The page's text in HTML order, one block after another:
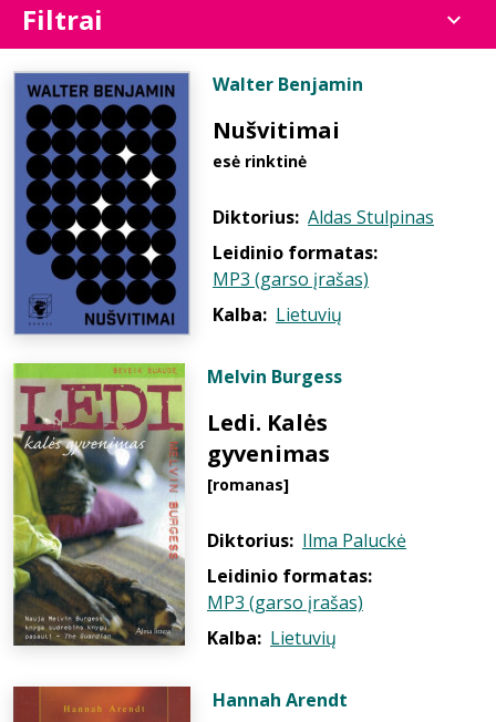
Filtrai
Walter Benjamin
Nušvitimai
esė rinktinė
Diktorius: Aldas Stulpinas
Leidinio formatas:
MP3 (garso įrašas)
Kalba: Lietuvių
Melvin Burgess
Ledi. Kalės
gyvenimas
[romanas]
Diktorius: Ilma Paluckė
Leidinio formatas:
MP3 (garso įrašas)
Kalba: Lietuvių
Hannah Arendt